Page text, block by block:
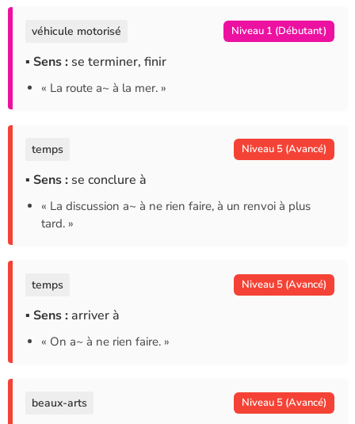
véhicule motorisé Niveau 1 (Débutant)
▪ Sens : se terminer, finir
« La route a~ à la mer. »
temps Niveau 5 (Avancé)
▪ Sens : se conclure à
« La discussion a~ à ne rien faire, à un renvoi à plus
tard. »
temps Niveau 5 (Avancé)
▪ Sens : arriver à
« On a~ à ne rien faire. »
beaux-arts Niveau 5 (Avancé)